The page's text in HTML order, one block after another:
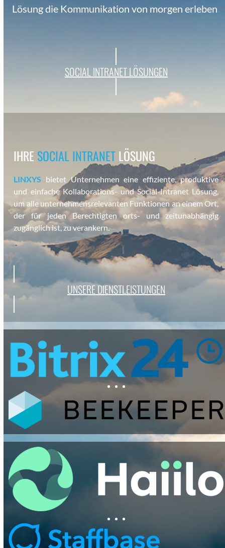
Lösung die Kom­mu­nika­tion von mor­gen erleben.
SOCIAL INTRANET LÖSUNGEN
IHRE SOCIAL INTRANETLÖSUNG
LINXYS bietet Unternehmen eine effiziente, pro­duk­tive
und ein­fache Kol­lab­o­ra­tions- und Social-Intranet Lösung,
um alle unternehmen­srel­e­van­ten Funk­tio­nen an einem Ort,
der für jeden Berechtigten orts- und zeitun­ab­hängig
zugänglich ist, zu ver­ankern.
UNSERE DIEN­STLEIS­TUN­GEN